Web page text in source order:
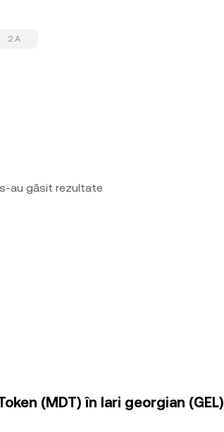
2 A
au găsit rezultate
(MDT) în lari georgian (GEL)